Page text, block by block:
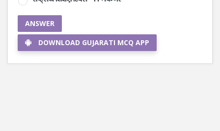
ANSWER
DOWNLOAD GUJARATI MCQ APP